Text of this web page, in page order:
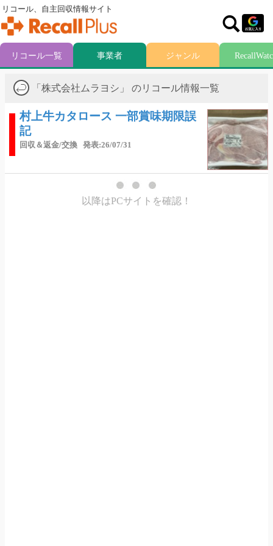
「株式会社ムラヨシ」 のリコール情報一覧
村上牛カタロース 一部賞味期限誤
記
回収＆返金/交換 発表:26/07/31
以降はPCサイトを確認！
リコール、自主回収情報サイト
リコール一覧 事業者 ジャンル